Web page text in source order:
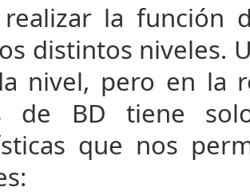
la función
distintos niveles.
nivel, pero en la
de BD tiene
que nos